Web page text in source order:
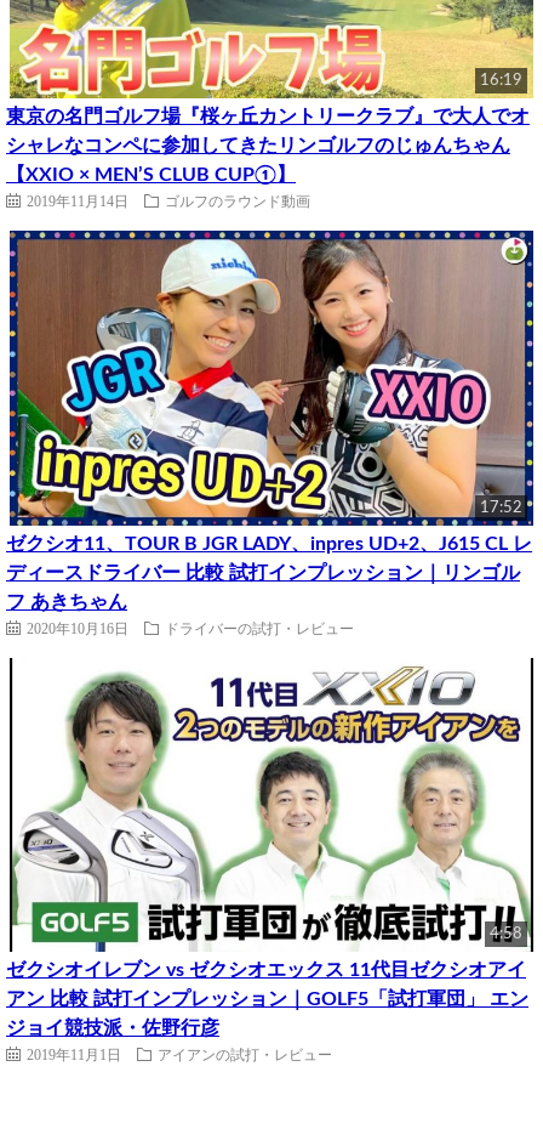
16:19
東京の名門ゴルフ場『桜ヶ丘カントリークラブ』で大人でオ
シャレなコンペに参加してきたリンゴルフのじゅんちゃん
【XXIO × MEN’S CLUB CUP①】
2019年11月14日 ゴルフのラウンド動画
17:52
ゼクシオ11、TOUR B JGR LADY、inpres UD+2、J615 CL レ
ディースドライバー 比較 試打インプレッション｜リンゴル
フ あきちゃん
2020年10月16日 ドライバーの試打・レビュー
4:58
ゼクシオイレブン vs ゼクシオエックス 11代目ゼクシオアイ
アン 比較 試打インプレッション｜GOLF5「試打軍団」 エン
ジョイ競技派・佐野行彦
2019年11月1日 アイアンの試打・レビュー